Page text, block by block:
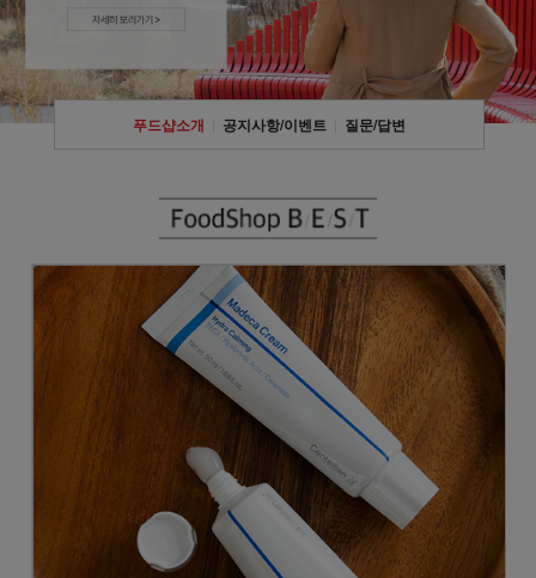
푸드샵소개 공지사항/이벤트 질문/답변